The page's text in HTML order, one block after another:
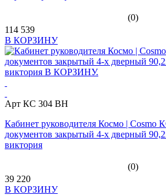
(0)
114 539
В КОРЗИНУ
Арт КС 304 ВН
Кабинет руководителя Космо |
документов закрытый 4-х дверный
виктория
(0)
39 220
В КОРЗИНУ